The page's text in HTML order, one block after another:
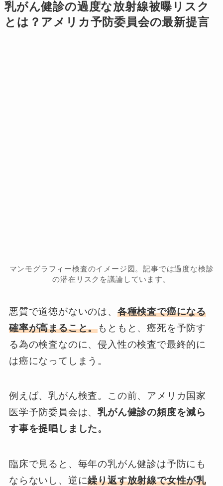
乳がん健診の過度な放射線被曝リスク
とは？アメリカ予防委員会の最新提言
マンモグラフィー検査のイメージ図。記事では過度な検診
の潜在リスクを議論しています。
悪質で道徳がないのは、 各種検査で癌になる
確率が高まること。もともと、癌死を予防す
る為の検査なのに、侵入性の検査で最終的に
は癌になってしまう。
例えば、乳がん検査。この前、アメリカ国家
医学予防委員会は、乳がん健診の頻度を減ら
す事を提唱しました。
臨床で見ると、毎年の乳がん健診は予防にも
ならないし、逆に繰り返す放射線で女性が乳